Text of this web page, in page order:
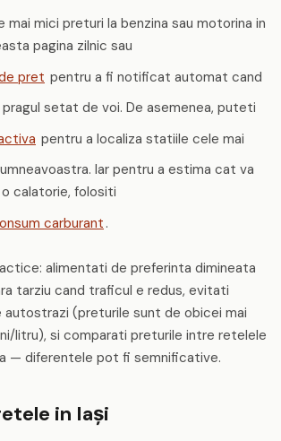
mai mici preturi la benzina sau motorina in
pagina zilnic sau
pret pentru a fi notificat automat cand
setat de voi. De asemenea, puteti
pentru a localiza statiile cele mai
Iar pentru a estima cat va
calatorie, folositi
carburant .
alimentati de preferinta dimineata
tarziu cand traficul e redus, evitati
autostrazi (preturile sunt de obicei mai
litru), si comparati preturile intre retelele
— diferentele pot fi semnificative.
in Iaşi